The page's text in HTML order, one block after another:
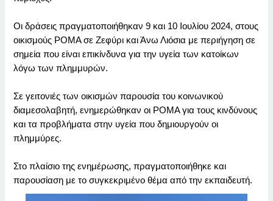
Οι δράσεις πραγματοποιήθηκαν 9 και 10 Ιουλίου 2024, στους
οικισμούς ΡΟΜΑ σε Ζεφύρι και Άνω Λιόσια με περιήγηση σε
σημεία που είναι επικίνδυνα για την υγεία των κατοίκων
λόγω των πλημμυρών.
Σε γειτονιές των οικισμών παρουσία του κοινωνικού
διαμεσολαβητή, ενημερώθηκαν οι ΡΟΜΑ για τους κινδύνους
και τα προβλήματα στην υγεία που δημιουργούν οι
πλημμύρες.
Στο πλαίσιο της ενημέρωσης, πραγματοποιήθηκε και
παρουσίαση με το συγκεκριμένο θέμα από την εκπαιδευτή.